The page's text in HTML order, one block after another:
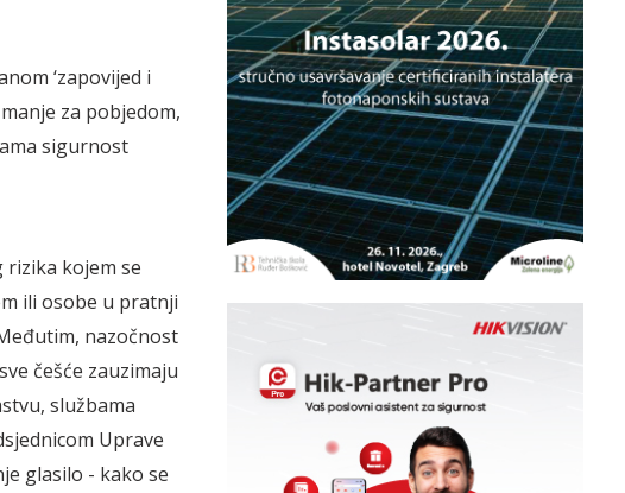
‘zapovijed i
za pobjedom,
sigurnost
rizika kojem se
ili osobe u pratnji
nazočnost
češće zauzimaju
službama
Uprave
glasilo - kako se